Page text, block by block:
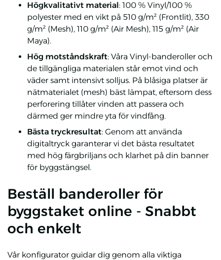
Högkvalitativt material: 100 % Vinyl/100 %
polyester med en vikt på 510 g/m² (Frontlit), 330
g/m² (Mesh), 110 g/m² (Air Mesh), 115 g/m² (Air
Maya).
Hög motståndskraft: Våra Vinyl-banderoller och
de tillgängliga materialen står emot vind och
väder samt intensivt solljus. På blåsiga platser är
nätmaterialet (mesh) bäst lämpat, eftersom dess
perforering tillåter vinden att passera och
därmed ger mindre yta för vindfång.
Bästa tryckresultat: Genom att använda
digitaltryck garanterar vi det bästa resultatet
med hög färgbriljans och klarhet på din banner
för byggstängsel.
Beställ banderoller för
byggstaket online - Snabbt
och enkelt
Vår konfigurator guidar dig genom alla viktiga